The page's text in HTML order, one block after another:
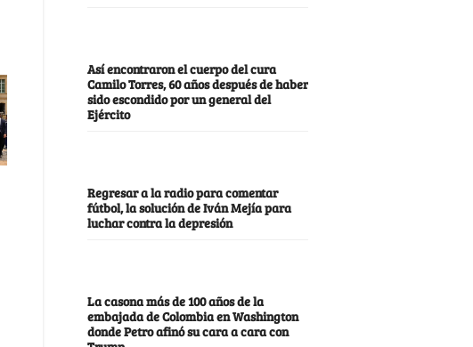
Así encontraron el cuerpo del cura
Camilo Torres, 60 años después de haber
sido escondido por un general del
Ejército
Regresar a la radio para comentar
fútbol, la solución de Iván Mejía para
luchar contra la depresión
La casona más de 100 años de la
embajada de Colombia en Washington
donde Petro afinó su cara a cara con